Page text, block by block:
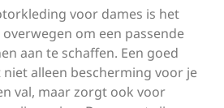
voor dames is het
om een passende
aan te schaffen. Een goed
alleen bescherming voor je
val, maar zorgt ook voor